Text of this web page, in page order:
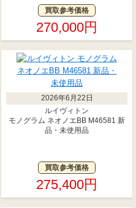
買取参考価格
270,000円
2026年6月22日
ルイヴィトン
モノグラム ネオノエBB M46581 新
品・未使用品
買取参考価格
275,400円